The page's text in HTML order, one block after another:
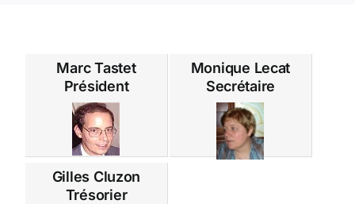
Marc Tastet
Président
Monique Lecat
Secrétaire
Gilles Cluzon
Trésorier